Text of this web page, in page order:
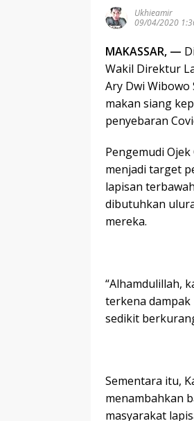
Ukhieamir
09/04/2020
MAKASSAR, —
Wakil Direktur
Ary Dwi Wibowo
makan siang
penyebaran
Pengemudi
menjadi target
lapisan
dibutuhkan
mereka.
“Alhamdulillah,
terkena dampak
sedikit
Sementara itu,
menambahkan
masyarakat